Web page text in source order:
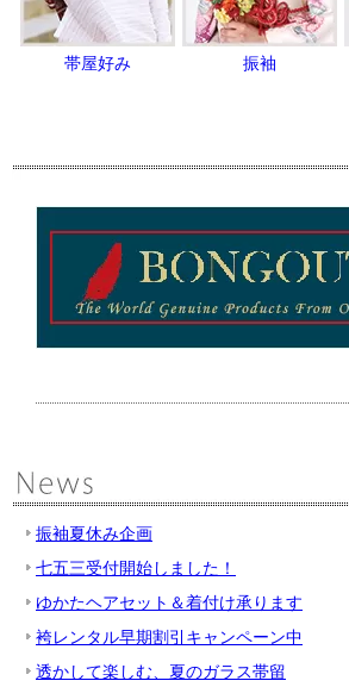
帯屋好み 振袖
振袖夏休み企画
七五三受付開始しました！
ゆかたヘアセット＆着付け承ります
袴レンタル早期割引キャンペーン中
透かして楽しむ、夏のガラス帯留